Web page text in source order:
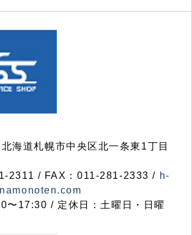
海道札幌市中央区北一条東1丁目
2311 / FAX：011-281-2333 / h-
〜17:30 / 定休日：土曜日・日曜